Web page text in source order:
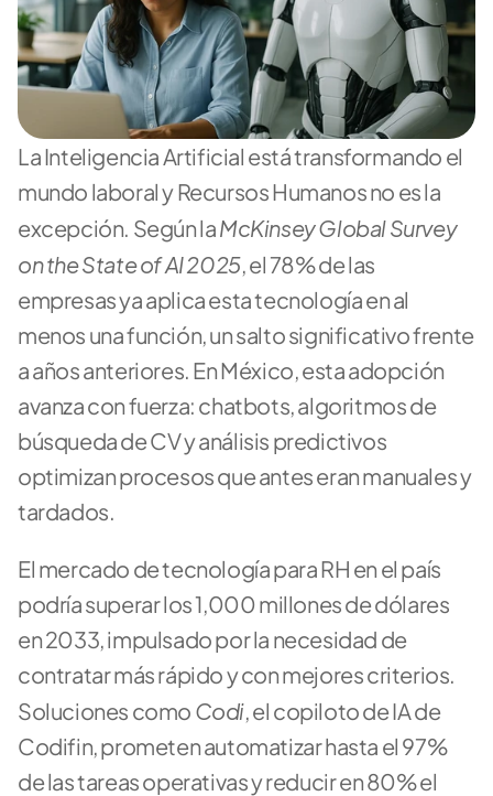
La Inteligencia Artificial está transformando el
mundo laboral y Recursos Humanos no es la
excepción. Según la McKinsey Global Survey
on the State of AI 2025, el 78% de las
empresas ya aplica esta tecnología en al
menos una función, un salto significativo frente
a años anteriores. En México, esta adopción
avanza con fuerza: chatbots, algoritmos de
búsqueda de CV y análisis predictivos
optimizan procesos que antes eran manuales y
tardados.
El mercado de tecnología para RH en el país
podría superar los 1,000 millones de dólares
en 2033, impulsado por la necesidad de
contratar más rápido y con mejores criterios.
Soluciones como Codi, el copiloto de IA de
Codifin, prometen automatizar hasta el 97%
de las tareas operativas y reducir en 80% el